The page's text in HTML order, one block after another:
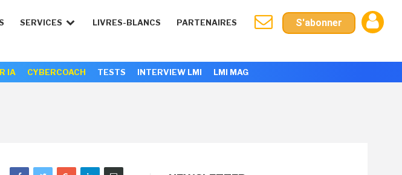
SERVICES LIVRES-BLANCS PARTENAIRES S'abonner
IA CYBERCOACH TESTS INTERVIEW LMI LMI MAG